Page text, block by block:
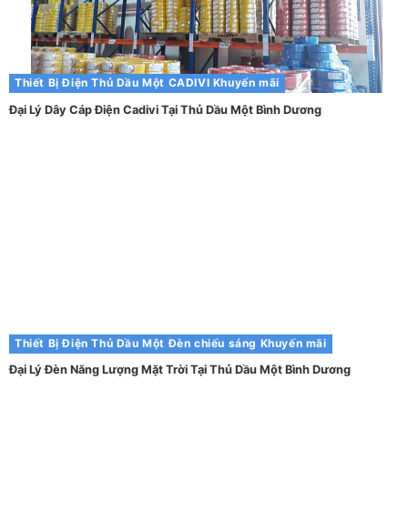
Thiết Bị Điện Thủ Dầu Một CADIVI Khuyến mãi
Đại Lý Dây Cáp Điện Cadivi Tại Thủ Dầu Một Bình Dương
Thiết Bị Điện Thủ Dầu Một Đèn chiếu sáng Khuyến mãi
Đại Lý Đèn Năng Lượng Mặt Trời Tại Thủ Dầu Một Bình Dương